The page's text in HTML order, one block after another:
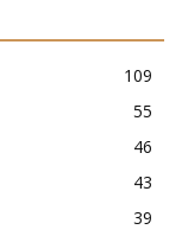
109
55
46
43
39